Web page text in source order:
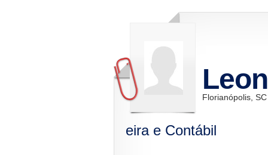
Florianópolis, SC
eira e Contábil